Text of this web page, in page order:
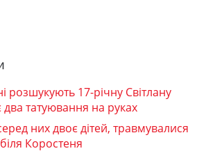
17-річну Світлану
татуювання на руках
них двоє дітей, травмувалися
Коростеня